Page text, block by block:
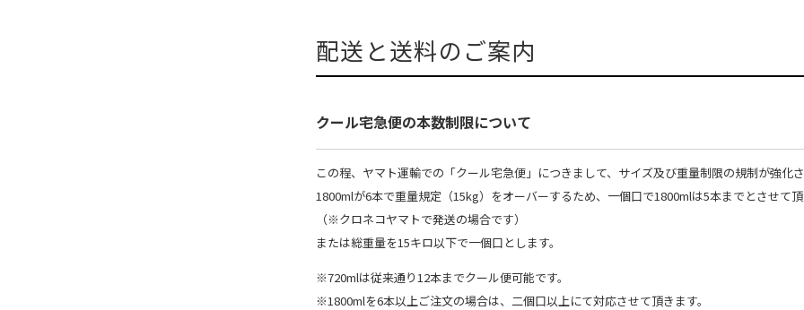
配送と送料のご案内
クール宅急便の本数制限について
この程、ヤマト運輸での「クール宅急便」につきまして、サイズ及び重量制限の規制が強化さ
1800mlが6本で重量規定（15kg）をオーバーするため、一個口で1800mlは5本までとさせて頂
（※クロネコヤマトで発送の場合です）
または総重量を15キロ以下で一個口とします。
※720mlは従来通り12本までクール便可能です。
※1800mlを6本以上ご注文の場合は、二個口以上にて対応させて頂きます。